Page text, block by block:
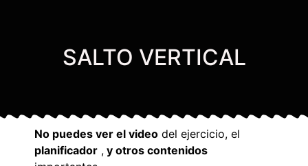
SALTO VERTICAL
No puedes ver el video del ejercicio, el
planificador , y otros contenidos